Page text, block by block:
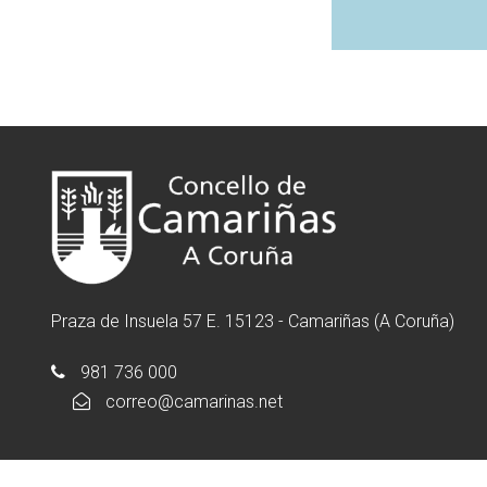
Praza de Insuela 57 E. 15123 - Camariñas (A Coruña)
981 736 000
correo@camarinas.net